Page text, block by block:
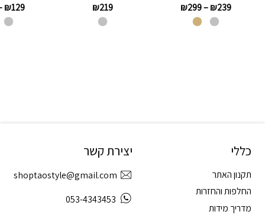
₪239
–
₪299
₪219
₪129
כללי
תקנון האתר
החלפות והחזרות
מדריך מידות
יצירת קשר
shoptaostyle@gmail.com
053-4343453